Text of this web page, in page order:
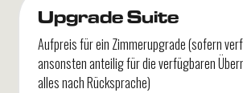
Upgrade Suite
Aufpreis für ein Zimmerupgrade (sofern
ansonsten anteilig für die verfügbaren
alles nach Rücksprache)